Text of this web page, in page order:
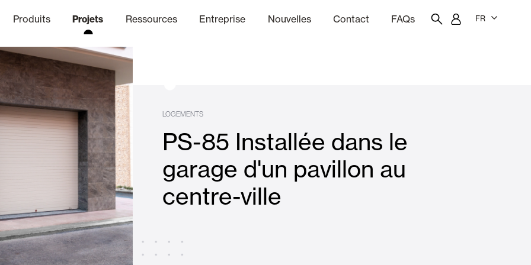
Produits Projets
Logements
Ressources
Finitions
Entreprise
Éthique
Nouvelles Contact FAQs FR
LOGEMENTS
PS-85 Installée dans le
garage d'un pavillon au
centre-ville